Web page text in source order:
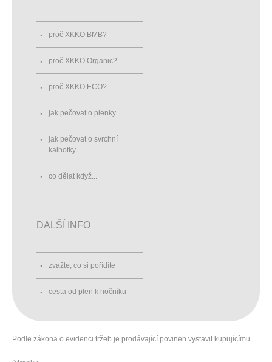
proč XKKO BMB?
proč XKKO Organic?
proč XKKO ECO?
jak pečovat o plenky
jak pečovat o svrchní
kalhotky
co dělat když...
DALŠÍ INFO
zvažte, co si pořídíte
cesta od plen k nočníku
Podle zákona o evidenci tržeb je prodávající povinen vystavit kupujícímu